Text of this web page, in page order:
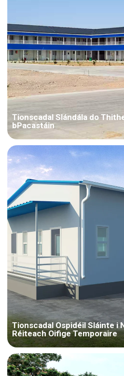
Tionscadal Slándála do
bPacastáin
Tá gach dearadh comhoiriúnach le
hIndia-Pacastáin i ndearadh. Mar
bheith thapa, chuir an chomhlacht
bhfeidhmiú agus i mbainistíocht na
speisialta go dtí an Phacastáin chun
an suiteáil.
Tionscadal Ospidéil Sláinte i
Réiteach Oifige Temporaire
Taispeánann tionscnaimh Ospidéal
hiomlán an cumas a bhfuil ag ár